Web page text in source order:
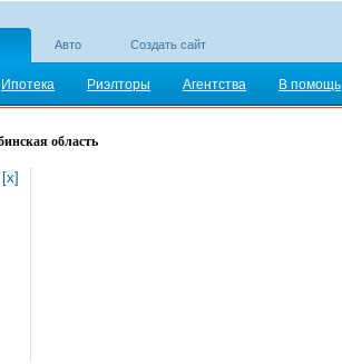
Авто Создать сайт
Ипотека Риэлторы Агентства В помощь
область
[x]